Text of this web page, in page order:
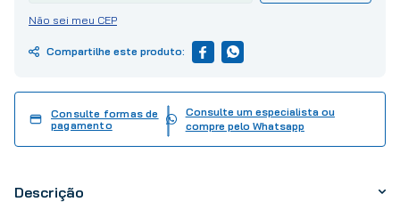
Não sei meu CEP
Consulte formas de
pagamento
Consulte um especialista ou
compre pelo Whatsapp
Descrição